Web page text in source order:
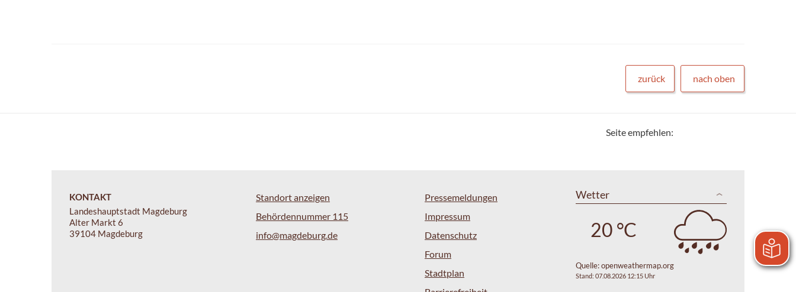
zurück nach oben
Seite empfehlen:
KONTAKT
Landeshauptstadt Magdeburg
Alter Markt 6
39104 Magdeburg
Standort anzeigen
Behördennummer 115
info@magdeburg.de
Pressemeldungen
Impressum
Datenschutz
Forum
Stadtplan
Wetter
20 °C
Quelle:openweathermap.org
Stand: 07.08.2026 12:15 Uhr